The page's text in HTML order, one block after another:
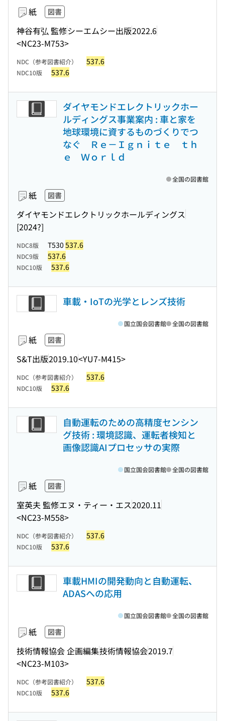
紙 図書
神谷有弘 監修シーエムシー出版2022.6
<NC23-M753>
NDC（参考図書紹介） 537.6
NDC10版 537.6
ダイヤモンドエレクトリックホー
ルディングス事業案内 : 車と家を
地球環境に資するものづくりでつ
なぐ Ｒｅ－Ｉｇｎｉｔｅ ｔｈ
ｅ Ｗｏｒｌｄ
紙 図書
ダイヤモンドエレクトリックホールディングス
[2024?]
全国の図書館
NDC8版 T530 537.6
NDC9版 537.6
NDC10版 537.6
車載・IoTの光学とレンズ技術
紙 図書
S&T出版2019.10<YU7-M415>
国立国会図書館 全国の図書館
NDC（参考図書紹介） 537.6
NDC10版 537.6
自動運転のための高精度センシン
グ技術 : 環境認識、運転者検知と
画像認識AIプロセッサの実際
紙 図書
室英夫 監修エヌ・ティー・エス2020.11
<NC23-M558>
国立国会図書館 全国の図書館
NDC（参考図書紹介） 537.6
NDC10版 537.6
車載HMIの開発動向と自動運転、
ADASへの応用
紙 図書
技術情報協会 企画編集技術情報協会2019.7
<NC23-M103>
国立国会図書館 全国の図書館
NDC（参考図書紹介） 537.6
NDC10版 537.6